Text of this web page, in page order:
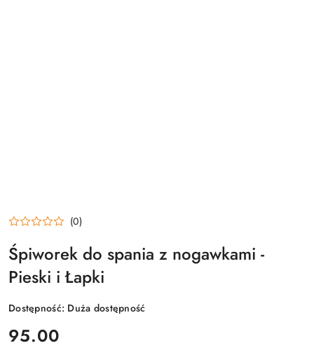
(0)
Śpiworek do spania z nogawkami -
Pieski i Łapki
Dostępność: Duża dostępność
cena:
95.00